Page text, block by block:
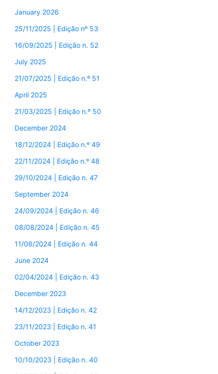
January 2026
25/11/2025 | Edição nº 53
16/09/2025 | Edição n. 52
July 2025
21/07/2025 | Edição n.º 51
April 2025
21/03/2025 | Edição n.º 50
December 2024
18/12/2024 | Edição n.º 49
22/11/2024 | Edição n.º 48
29/10/2024 | Edição n. 47
September 2024
24/09/2024 | Edição n. 46
08/08/2024 | Edição n. 45
11/06/2024 | Edição n. 44
June 2024
02/04/2024 | Edição n. 43
December 2023
14/12/2023 | Edição n. 42
23/11/2023 | Edição n. 41
October 2023
10/10/2023 | Edição n. 40